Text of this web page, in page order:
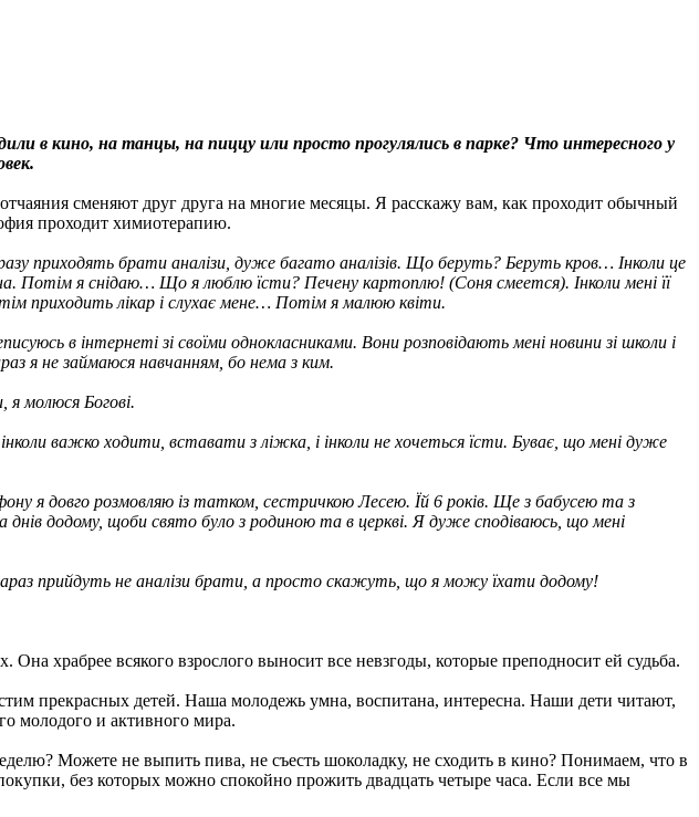
в кино, на танцы, на пиццу или просто прогулялись в парке? Что интересного у
сменяют друг друга на многие месяцы. Я расскажу вам, как проходит обычный
проходит химиотерапию.
приходять брати аналізи, дуже багато аналізів. Що беруть? Беруть кров… Інколи це
Потім я снідаю… Що я люблю їсти? Печену картоплю! (Соня смеется). Інколи мені її
приходить лікар і слухає мене… Потім я малюю квіти.
в інтернеті зі своїми однокласниками. Вони розповідають мені новини зі школи і
я не займаюся навчанням, бо нема з ким.
я молюся Богові.
важко ходити, вставати з ліжка, і інколи не хочеться їсти. Буває, що мені дуже
я довго розмовляю із татком, сестричкою Лесею. Їй 6 років. Ще з бабусею та з
додому, щоби свято було з родиною та в церкві. Я дуже сподіваюсь, що мені
прийдуть не аналізи брати, а просто скажуть, що я можу їхати додому!
храбрее всякого взрослого выносит все невзгоды, которые преподносит ей судьба.
прекрасных детей. Наша молодежь умна, воспитана, интересна. Наши дети читают,
молодого и активного мира.
Можете не выпить пива, не съесть шоколадку, не сходить в кино? Понимаем, что в
без которых можно спокойно прожить двадцать четыре часа. Если все мы